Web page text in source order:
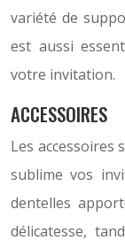
variété de
est aussi
votre invitation.
ACCESSOIRES
Les accessoires
sublime vos
dentelles
délicatesse,